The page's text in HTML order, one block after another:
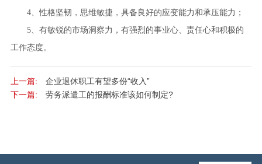
4、性格坚韧，思维敏捷，具备良好的应变能力和承压能力；
5、有敏锐的市场洞察力，有强烈的事业心、责任心和积极的
工作态度。
上一篇:
企业退休职工有望多份“收入”
下一篇:
劳务派遣工的报酬标准该如何制定?